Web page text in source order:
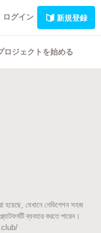
ログイン 新規登録
ロジェクトを始める
হয়েছে, যেখানে নেভিগেশন সহজ
ব্যবহার করতে পারেন।